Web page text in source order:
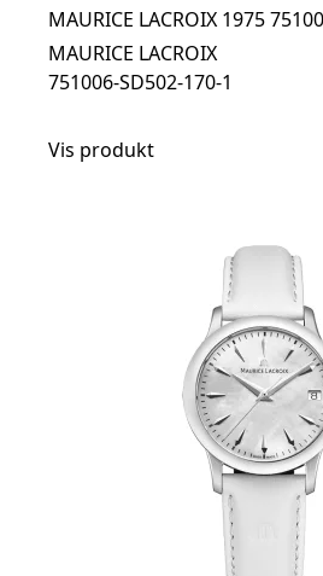
MAURICE LACROIX 1975
MAURICE LACROIX
751006-SD502-170-1
Vis produkt